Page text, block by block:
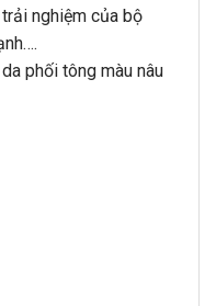
nghiệm của bộ
phối tông màu nâu